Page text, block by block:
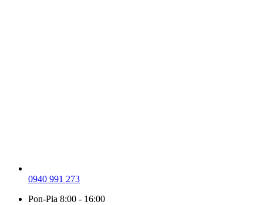
0940 991 273
Pon-Pia 8:00 - 16:00